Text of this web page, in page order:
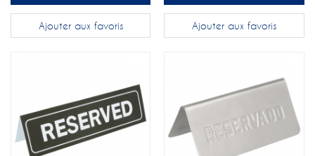
Ajouter aux favoris Ajouter aux favoris